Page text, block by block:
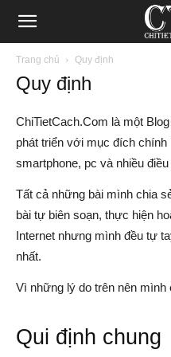
Blog
chia
thủ
thuật
Internet,
Trang chủ Quy định
Quy định
ChiTietCach.Com là một
phát triển với mục đích
smartphone, pc và nhiều
Tất cả những bài mình chia
bài tự biên soạn, thực hiện
Internet nhưng mình đều tự
nhất.
Vì những lý do trên nên
Qui định chung